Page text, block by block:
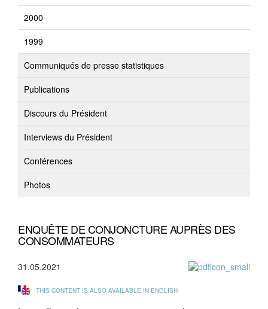
2000
1999
Communiqués de presse statistiques
Publications
Discours du Président
Interviews du Président
Conférences
Photos
ENQUÊTE DE CONJONCTURE AUPRÈS DES
CONSOMMATEURS
31.05.2021
THIS CONTENT IS ALSO AVAILABLE IN ENGLISH